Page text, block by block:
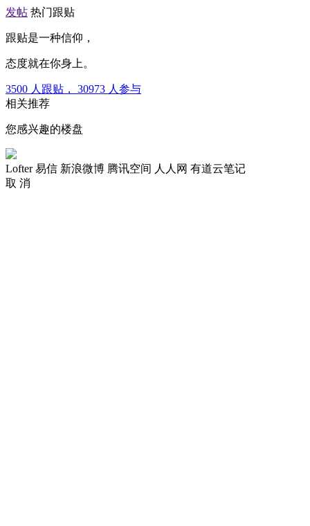
发帖 热门跟贴
跟贴是一种信仰，
态度就在你身上。
3500 人跟贴， 30973 人参与
相关推荐
您感兴趣的楼盘
Lofter 易信 新浪微博 腾讯空间 人人网 有道云笔记
取 消